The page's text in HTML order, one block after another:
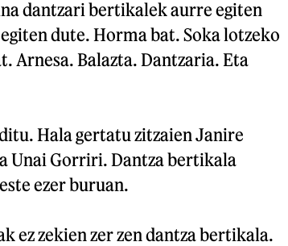
dantzari bertikalek aurre egiten
dute. Horma bat. Soka lotzeko
Arnesa. Balazta. Dantzaria. Eta
Hala gertatu zitzaien Janire
Unai Gorriri. Dantza bertikala
ezer buruan.
ez zekien zer zen dantza bertikala.